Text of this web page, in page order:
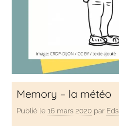
Memory – la météo
Publié le 16 mars 2020 par